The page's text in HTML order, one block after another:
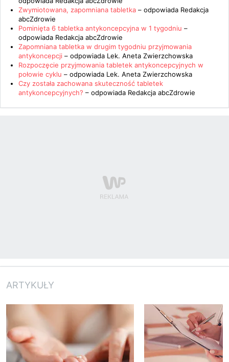
Zwymiotowana, zapomniana tabletka – odpowiada Redakcja
abcZdrowie
Pominięta 6 tabletka antykoncepcyjna w 1 tygodniu –
odpowiada Redakcja abcZdrowie
Zapomniana tabletka w drugim tygodniu przyjmowania
antykoncepcji – odpowiada Lek. Aneta Zwierzchowska
Rozpoczęcie przyjmowania tabletek antykoncepcyjnych w
połowie cyklu – odpowiada Lek. Aneta Zwierzchowska
Czy została zachowana skuteczność tabletek
antykoncepcyjnych? – odpowiada Redakcja abcZdrowie
ARTYKUŁY